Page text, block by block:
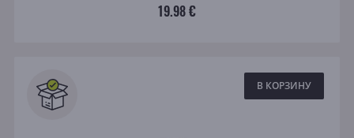
19.98 €
В КОРЗИНУ